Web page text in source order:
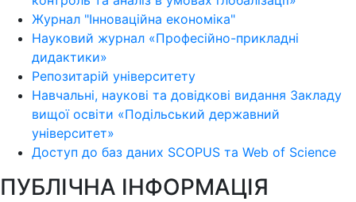
Журнал "Інноваційна економіка"
Науковий журнал «Професійно-прикладні
дидактики»
Репозитарій університету
Навчальні, наукові та довідкові видання Закладу
вищої освіти «Подільський державний
університет»
Доступ до баз даних SCOPUS та Web of Science
ПУБЛІЧНА ІНФОРМАЦІЯ